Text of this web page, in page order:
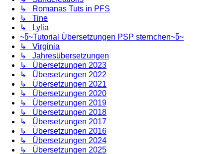
↳ Romanas Tuts in PFS
↳ Tine
↳ Lylia
~წ~Tutorial Übersetzungen PSP sternchen~წ~
↳ Virginia
↳ Jahresübersetzungen
↳ Übersetzungen 2023
↳ Übersetzungen 2022
↳ Übersetzungen 2021
↳ Übersetzungen 2020
↳ Übersetzungen 2019
↳ Übersetzungen 2018
↳ Übersetzungen 2017
↳ Übersetzungen 2016
↳ Übersetzungen 2024
↳ Übersetzungen 2025